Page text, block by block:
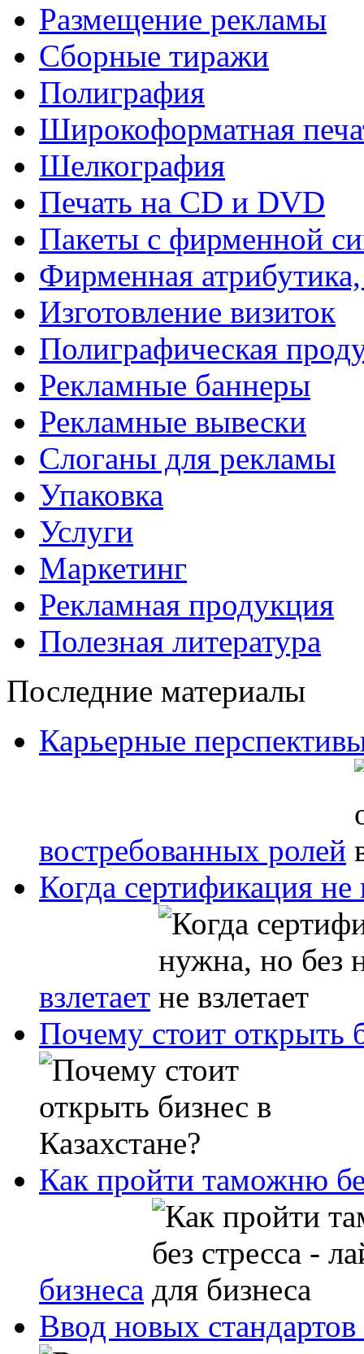
Размещение рекламы
Сборные тиражи
Полиграфия
Широкоформатная
Шелкография
Печать на СD и DVD
Пакеты с фирменной
Фирменная
Изготовление визиток
Полиграфическая
Рекламные баннеры
Рекламные вывески
Слоганы для рекламы
Упаковка
Услуги
Маркетинг
Рекламная продукция
Полезная литература
Последние материалы
Карьерные
востребованных ролей
Когда сертификация
взлетает
Почему стоит открыть
Как пройти таможню
бизнеса
Ввод новых